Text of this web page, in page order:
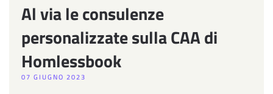
Al via le consulenze
personalizzate sulla CAA di
Homlessbook
07 GIUGNO 2023